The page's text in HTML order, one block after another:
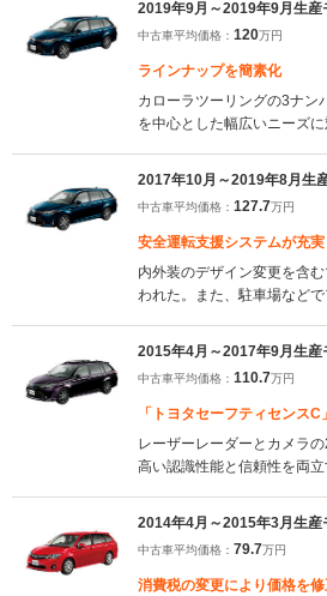
2019年9月～2019年9月生産
中古車平均価格： 120万円
ラインナップを簡素化
カローラツーリングの3ナン
を中心とした幅広いニーズ
グレードも整理され、EXと
ードとなった。（2019.9）
2017年10月～2019年8月生
中古車平均価格： 127.7万円
安全運転支援システムが充実
内外装のデザイン変更を含
われた。また、駐車場など
トクリアランスソナーを新
安全装備をパッケージ化し
スCが標準装備されている（
2015年4月～2017年9月生産
中古車平均価格： 110.7万円
「トヨタセーフティセンス
レーザーレーダーとカメラ
高い認識性能と信頼性を両
採用されている。また、ガ
エンジンを搭載し、JC08モ
っている（2015.4）
2014年4月～2015年3月生産
中古車平均価格： 79.7万円
消費税の変更により価格を